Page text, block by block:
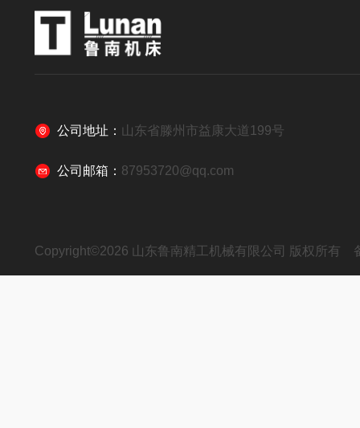
公司地址： 山东省滕州市益康大道199号
公司邮箱： 87953720@qq.com
Copyright©2026 山东鲁南精工机械有限公司 版权所有